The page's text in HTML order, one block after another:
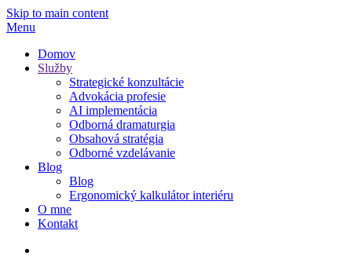
Skip to main content
Menu
Domov
Služby
Strategické konzultácie
Advokácia profesie
AI implementácia
Odborná dramaturgia
Obsahová stratégia
Odborné vzdelávanie
Blog
Blog
Ergonomický kalkulátor interiéru
O mne
Kontakt